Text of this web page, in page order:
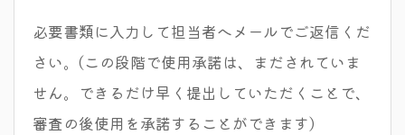
必要書類に入力して担当者へメールでご返信くだ
さい。(この段階で使用承諾は、まだされていま
せん。できるだけ早く提出していただくことで、
審査の後使用を承諾することができます)